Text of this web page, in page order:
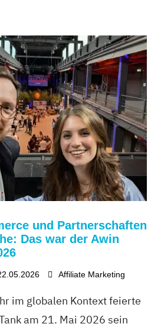
und Partnerschaften
Das war der Awin
Affiliate Marketing
im globalen Kontext feierte
am 21. Mai 2026 sein